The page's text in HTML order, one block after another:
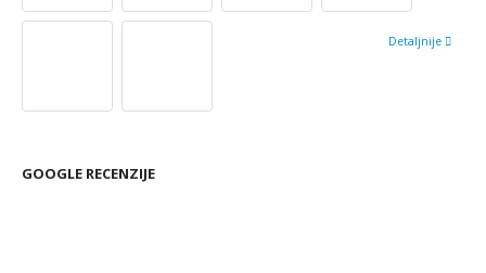
Detaljnije
GOOGLE RECENZIJE